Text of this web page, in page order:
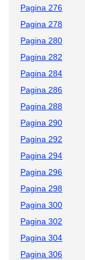
Pagina 276
Pagina 278
Pagina 280
Pagina 282
Pagina 284
Pagina 286
Pagina 288
Pagina 290
Pagina 292
Pagina 294
Pagina 296
Pagina 298
Pagina 300
Pagina 302
Pagina 304
Pagina 306